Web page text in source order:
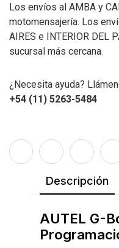
Los envíos al AMBA y
motomensajería. Los
AIRES e INTERIOR DEL
sucursal más cercana.
¿Necesita ayuda?
+54 (11) 5263-5484
Descripción
AUTEL G-